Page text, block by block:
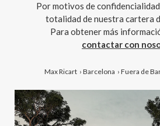
Por motivos de
totalidad de nuestra cartera
Para obtener más
contactar con
Max Ricart › Barcelona › Fuera de